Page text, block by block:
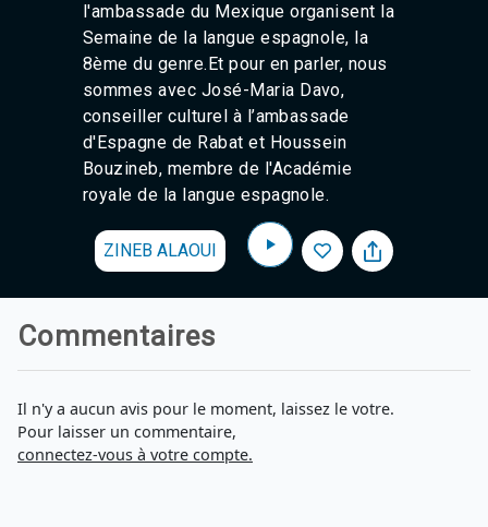
l'ambassade du Mexique organisent la
Semaine de la langue espagnole, la
8ème du genre.Et pour en parler, nous
sommes avec José-Maria Davo,
conseiller culturel à l’ambassade
d'Espagne de Rabat et Houssein
Bouzineb, membre de l'Académie
royale de la langue espagnole.
ZINEB ALAOUI
Commentaires
Il n'y a aucun avis pour le moment, laissez le votre.
Pour laisser un commentaire,
connectez-vous à votre compte.